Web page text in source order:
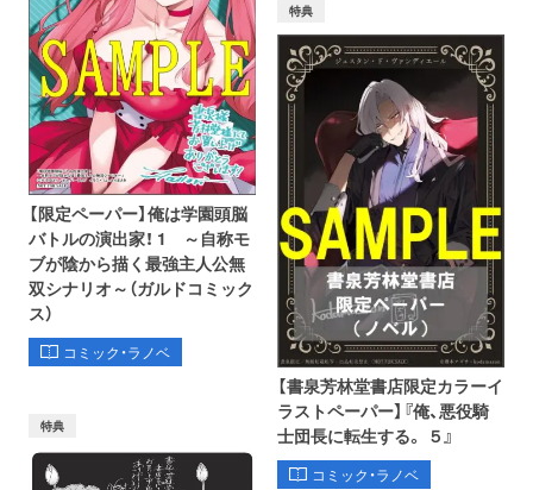
【限定ペーパー】俺は学園頭脳
バトルの演出家！ 1 ～自称モ
ブが陰から描く最強主人公無
双シナリオ～（ガルドコミック
ス）
コミック・ラノベ
特典
【書泉芳林堂書店限定カラーイ
ラストペーパー】『俺、悪役騎
士団長に転生する。 ５』
コミック・ラノベ
特典